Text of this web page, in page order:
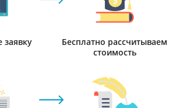
Бесплатно рассчитываем
стоимость